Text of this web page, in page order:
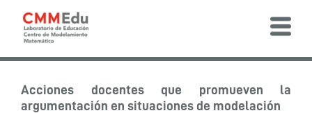
Acciones docentes que promueven la
argumentación en situaciones de modelación